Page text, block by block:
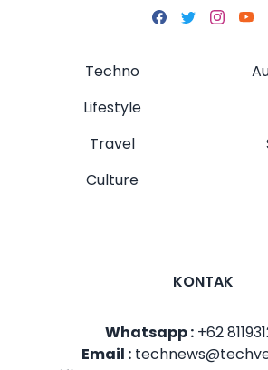
Techno
Lifestyle
Travel
Culture
KONTAK
Whatsapp : +62
Email :